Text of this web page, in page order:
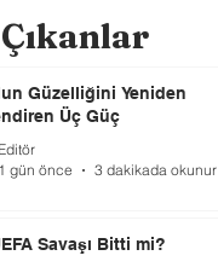
Güzelliğini Yeniden
Üç Güç
Editör
1 gün önce
3 dakikada okunur
Savaşı Bitti mi?